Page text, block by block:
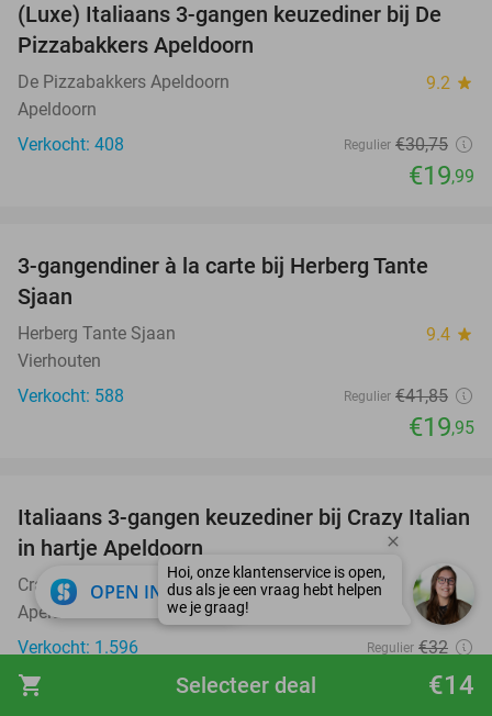
shopping_cart €14
Selecteer deal
35%
(Luxe) Italiaans 3-gangen keuzediner bij De
Pizzabakkers Apeldoorn
De Pizzabakkers Apeldoorn 9.2 star
Apeldoorn
Verkocht: 408
Regulier €30,75
€19,99
52%
3-gangendiner à la carte bij Herberg Tante
Sjaan
Herberg Tante Sjaan 9.4 star
Vierhouten
Verkocht: 588
Regulier €41,85
€19,95
27%
Italiaans 3-gangen keuzediner bij Crazy Italian
in hartje Apeldoorn
Crazy Italian 9.7star
Apeldoorn
Verkocht: 1.596
Regulier €32
€23,50
OPEN IN APP close